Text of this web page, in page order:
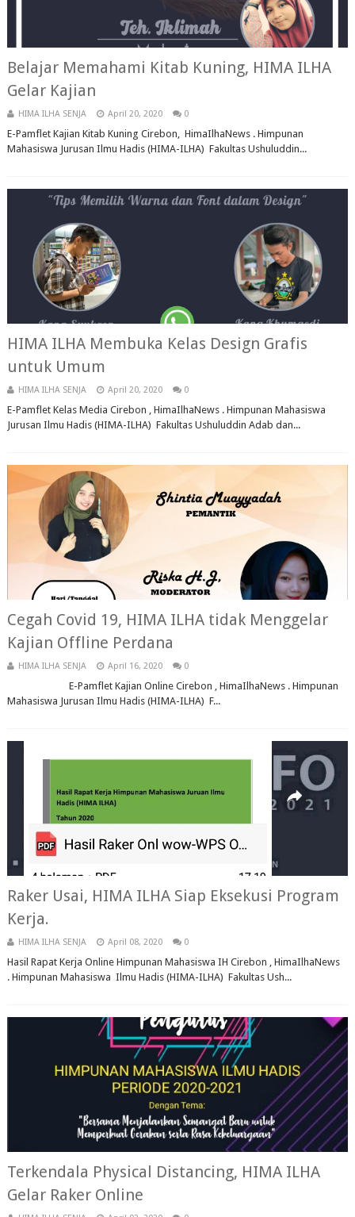
Belajar Memahami Kitab Kuning, HIMA ILHA
Gelar Kajian
HIMA ILHA SENJA April 20, 2020 0
E-Pamflet Kajian Kitab Kuning Cirebon, HimaIlhaNews . Himpunan
Mahasiswa Jurusan Ilmu Hadis (HIMA-ILHA) Fakultas Ushuluddin...
HIMA ILHA Membuka Kelas Design Grafis
untuk Umum
HIMA ILHA SENJA April 20, 2020 0
E-Pamflet Kelas Media Cirebon , HimaIlhaNews . Himpunan Mahasiswa
Jurusan Ilmu Hadis (HIMA-ILHA) Fakultas Ushuluddin Adab dan...
Cegah Covid 19, HIMA ILHA tidak Menggelar
Kajian Offline Perdana
HIMA ILHA SENJA April 16, 2020 0
E-Pamflet Kajian Online Cirebon , HimaIlhaNews . Himpunan
Mahasiswa Jurusan Ilmu Hadis (HIMA-ILHA) F...
Raker Usai, HIMA ILHA Siap Eksekusi Program
Kerja.
HIMA ILHA SENJA April 08, 2020 0
Hasil Rapat Kerja Online Himpunan Mahasiswa IH Cirebon , HimaIlhaNews
. Himpunan Mahasiswa Ilmu Hadis (HIMA-ILHA) Fakultas Ush...
Terkendala Physical Distancing, HIMA ILHA
Gelar Raker Online